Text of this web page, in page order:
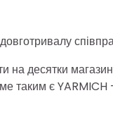
на десятки
таким є